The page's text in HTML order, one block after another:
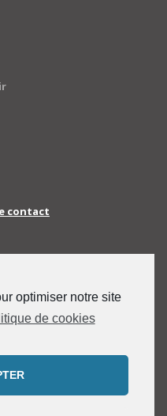
optimiser notre site
de cookies
contact